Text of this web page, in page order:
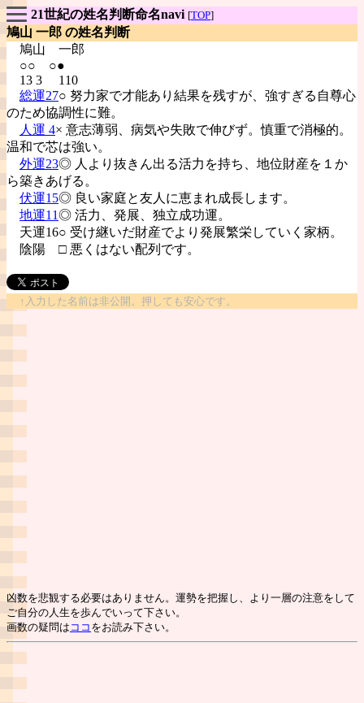
21世紀の姓名判断命名navi [TOP]
鳩山 一郎 の姓名判断
鳩山 一郎
○○ ○●
13 3 110
総運27○ 努力家で才能あり結果を残すが、強すぎる自尊心
のため協調性に難。
人運 4× 意志薄弱、病気や失敗で伸びず。慎重で消極的。
温和で芯は強い。
外運23◎ 人より抜きん出る活力を持ち、地位財産を１か
ら築きあげる。
伏運15◎ 良い家庭と友人に恵まれ成長します。
地運11◎ 活力、発展、独立成功運。
天運16○ 受け継いだ財産でより発展繁栄していく家柄。
陰陽 □ 悪くはない配列です。
↑入力した名前は非公開。押しても安心です。
凶数を悲観する必要はありません。運勢を把握し、より一層の注意をして
ご自分の人生を歩んでいって下さい。
画数の疑問は ココ をお読み下さい。